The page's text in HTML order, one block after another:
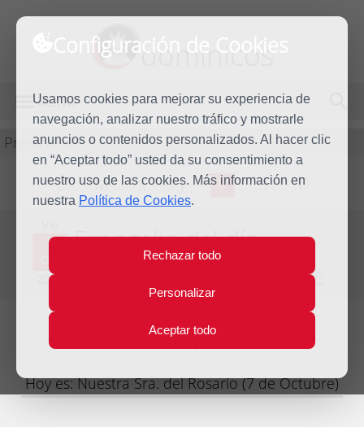
Configuración de Cookies
Usamos cookies para mejorar su experiencia de
navegación, analizar nuestro tráfico y mostrarle
anuncios o contenidos personalizados. Al hacer clic
en “Aceptar todo” usted da su consentimiento a
nuestro uso de las cookies. Más información en
nuestra Política de Cookies.
Rechazar todo
Personalizar
Aceptar todo
dominicos
MENÚ
Predicación
L M X J V S D
7
2016
Evangelio del día
Vigésimo séptima semana del Tiempo Ordinario
Lecturas del día y comentario
Hoy es: Nuestra Sra. del Rosario (7 de Octubre)